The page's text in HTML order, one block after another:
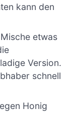
kann den
Mische etwas
Version.
schnell
Honig